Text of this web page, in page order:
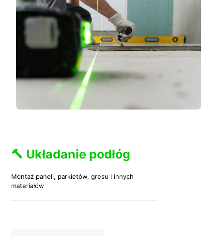
🔨 Układanie podłóg
Montaż paneli, parkietów, gresu i innych
materiałów